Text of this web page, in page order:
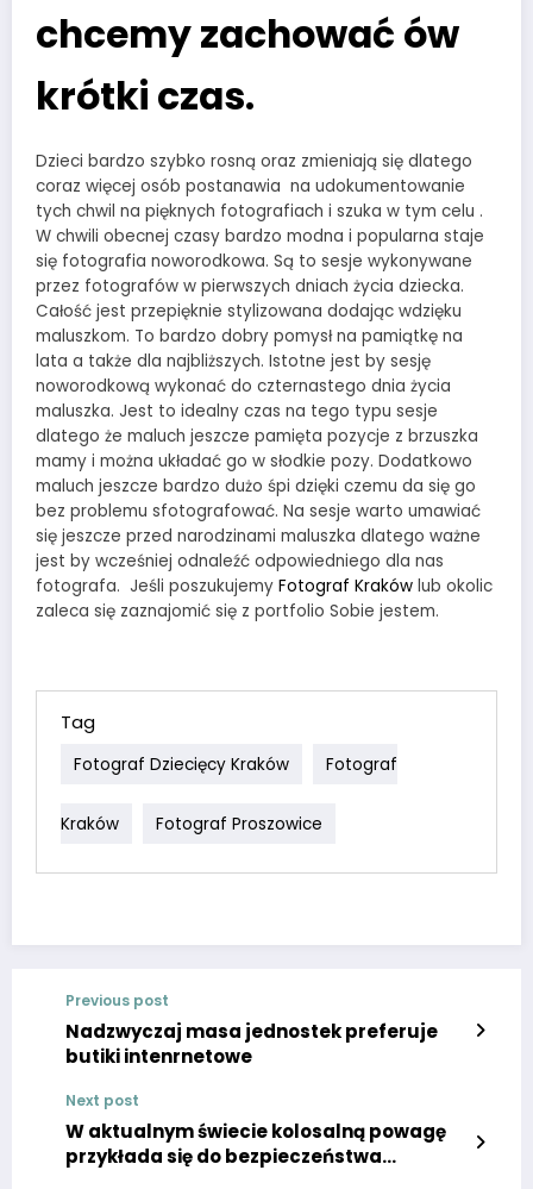
chcemy zachować ów
krótki czas.
Dzieci bardzo szybko rosną oraz zmieniają się dlatego
coraz więcej osób postanawia na udokumentowanie
tych chwil na pięknych fotografiach i szuka w tym celu .
W chwili obecnej czasy bardzo modna i popularna staje
się fotografia noworodkowa. Są to sesje wykonywane
przez fotografów w pierwszych dniach życia dziecka.
Całość jest przepięknie stylizowana dodając wdzięku
maluszkom. To bardzo dobry pomysł na pamiątkę na
lata a także dla najbliższych. Istotne jest by sesję
noworodkową wykonać do czternastego dnia życia
maluszka. Jest to idealny czas na tego typu sesje
dlatego że maluch jeszcze pamięta pozycje z brzuszka
mamy i można układać go w słodkie pozy. Dodatkowo
maluch jeszcze bardzo dużo śpi dzięki czemu da się go
bez problemu sfotografować. Na sesje warto umawiać
się jeszcze przed narodzinami maluszka dlatego ważne
jest by wcześniej odnaleźć odpowiedniego dla nas
fotografa. Jeśli poszukujemy Fotograf Kraków lub okolic
zaleca się zaznajomić się z portfolio Sobie jestem.
Tag
Fotograf Dziecięcy Kraków Fotograf
Kraków Fotograf Proszowice
Previous post
Nadzwyczaj masa jednostek preferuje
butiki intenrnetowe
Next post
W aktualnym świecie kolosalną powagę
przykłada się do bezpieczeństwa